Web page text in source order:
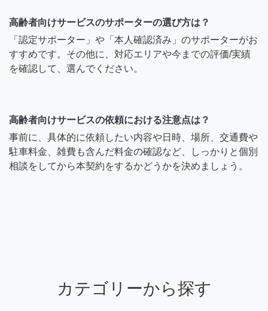
高齢者向けサービスのサポーターの選び方は？
「認定サポーター」や「本人確認済み」のサポーターがお
すすめです。その他に、対応エリアや今までの評価/実績
を確認して、選んでください。
高齢者向けサービスの依頼における注意点は？
事前に、具体的に依頼したい内容や日時、場所、交通費や
駐車料金、雑費も含んだ料金の確認など、しっかりと個別
相談をしてから本契約をするかどうかを決めましょう。
カテゴリーから探す